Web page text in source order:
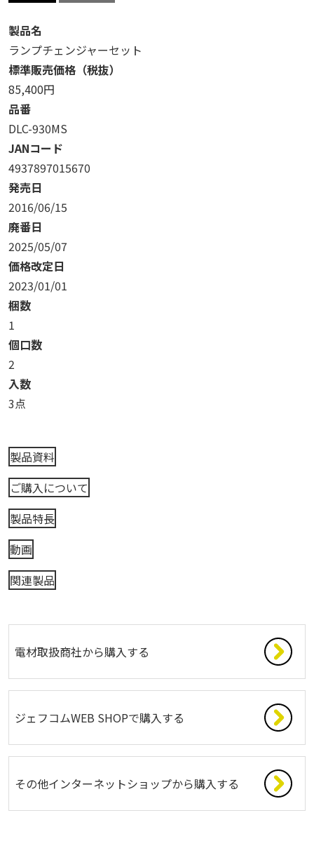
製品名
ランプチェンジャーセット
標準販売価格（税抜）
85,400円
品番
DLC-930MS
JANコード
4937897015670
発売日
2016/06/15
廃番日
2025/05/07
価格改定日
2023/01/01
梱数
1
個口数
2
入数
3点
製品資料
ご購入について
製品特長
動画
関連製品
電材取扱商社から購入する
ジェフコムWEB SHOPで購入する
その他インターネットショップから購入する